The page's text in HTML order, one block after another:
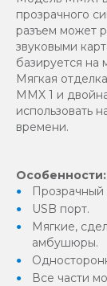
прозрачного
разъем может
звуковыми
базируется на
Мягкая
MMX 1 и
использовать
времени.
Особенности:
Прозрачный
USB порт.
Мягкие,
амбушюры.
Все части